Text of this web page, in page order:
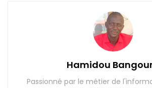
Hamidou
Passionné par le métier de